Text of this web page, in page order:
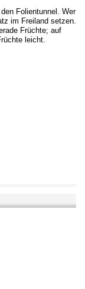
Folientunnel. Wer
im Freiland setzen.
Früchte; auf
leicht.